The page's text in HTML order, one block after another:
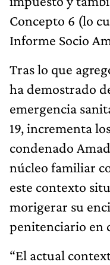
Concepto 6 (lo
Informe Socio
Tras lo que
ha demostrado
emergencia
19, incrementa
condenado
núcleo familiar
este contexto
morigerar su
penitenciario en
“El actual